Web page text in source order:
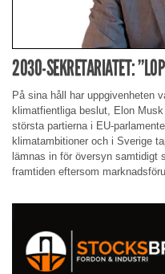
2030-SEKRETARIATET:
På sina håll har uppgivenheten
klimatfientliga beslut, Elon
största partierna i EU-
klimatambitioner och i Sverige
lämnas in för översyn samtidigt
framtiden eftersom